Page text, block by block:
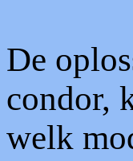
De
condor,
welk